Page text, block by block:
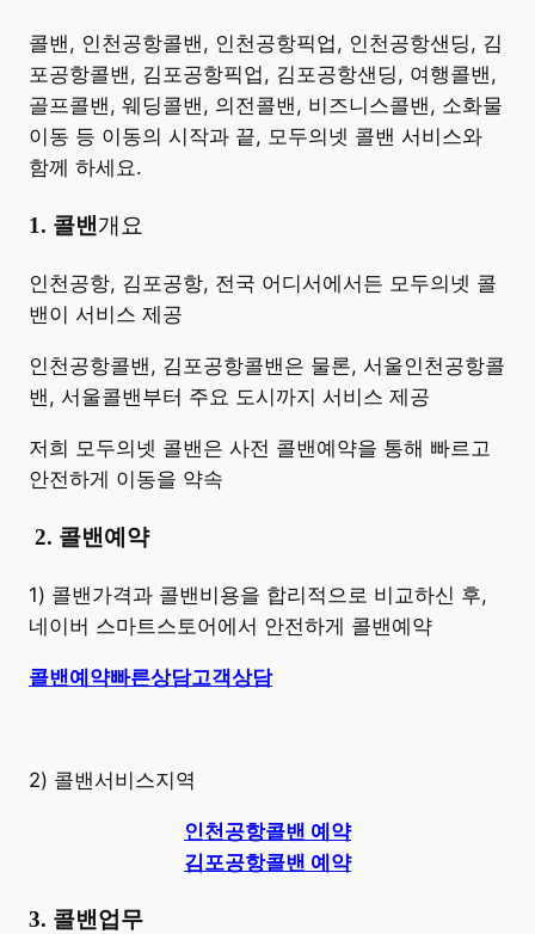
콜밴, 인천공항콜밴, 인천공항픽업, 인천공항샌딩, 김
포공항콜밴, 김포공항픽업, 김포공항샌딩, 여행콜밴,
골프콜밴, 웨딩콜밴, 의전콜밴, 비즈니스콜밴, 소화물
이동 등 이동의 시작과 끝, 모두의넷 콜밴 서비스와
함께 하세요.
​1. 콜밴 개요
​인천공항, 김포공항, 전국 어디서에서든 모두의넷 콜
밴이 서비스 제공
인천공항콜밴, 김포공항콜밴은 물론, 서울인천공항콜
밴, 서울콜밴부터 주요 도시까지 서비스 제공
저희 모두의넷 콜밴은 사전 콜밴예약을 통해 빠르고
안전하게 이동을 약속
2. 콜밴예약
1) 콜밴가격과 콜밴비용을 합리적으로 비교하신 후,
네이버 스마트스토어에서 안전하게 콜밴예약
콜밴예약빠른상담고객상담
2) 콜밴서비스지역
인천공항콜밴 예약
김포공항콜밴 예약
3. 콜밴업무